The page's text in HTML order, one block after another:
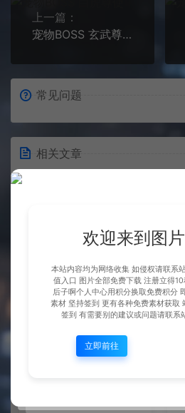
上一篇：
宠物BOSS 玄武尊使
常见问题
相关文章
整理市面上千款素材 会员免费
下 可单独买-5个多G
BOSS展示
欢迎来到图
本站内容均为网络收集 如侵权请联系
值入口 图片全部免费下载 注册立得
后子啊个人中心用积分换取免费积分
素材 坚持签到 更有各种免费素材获取
签到 有需要别的建议或问题请联
立即前往